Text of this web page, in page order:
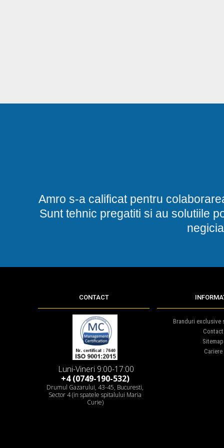
Amro s-a calificat pentru
Sunt tehnic pregatiti si au solutiile
CONTACT
Luni-Vineri 9:00-17:00
+4 (0749-190-532)
Drumul Gazarului, 43-45, Bucuresti,
Sector 4 (in spatele spitalului Maria
Curie)
Branduri exclusive
Contact
Sitemap
Cariere